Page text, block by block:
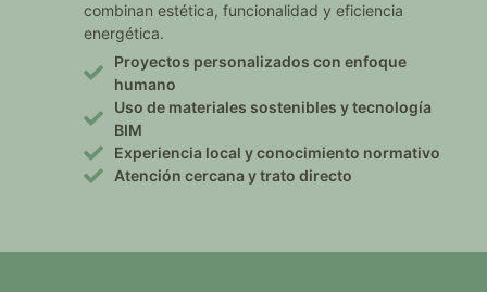
combinan estética, funcionalidad y eficiencia
energética.
Proyectos personalizados con enfoque
humano
Uso de materiales sostenibles y tecnología
BIM
Experiencia local y conocimiento normativo
Atención cercana y trato directo